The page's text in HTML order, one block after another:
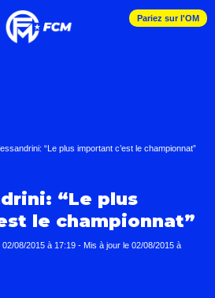
Pariez sur l'OM
“Le plus important c’est le championnat”
“Le plus
le championnat”
02/08/2015 à 17:19 - Mis à jour le 02/08/2015 à